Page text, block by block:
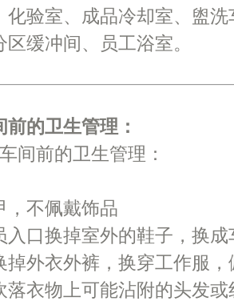
化验室、成品冷却室、盥
缓冲间、员工浴室。
前的卫生管理：
间前的卫生管理：
不佩戴饰品
口换掉室外的鞋子，换成
外衣外裤，换穿工作服，
衣物上可能沾附的头发或